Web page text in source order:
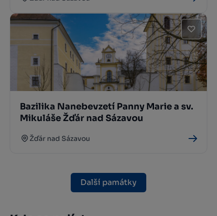
Bazilika Nanebevzetí Panny Marie a sv.
Mikuláše Žďár nad Sázavou
Žďár nad Sázavou
Další památky